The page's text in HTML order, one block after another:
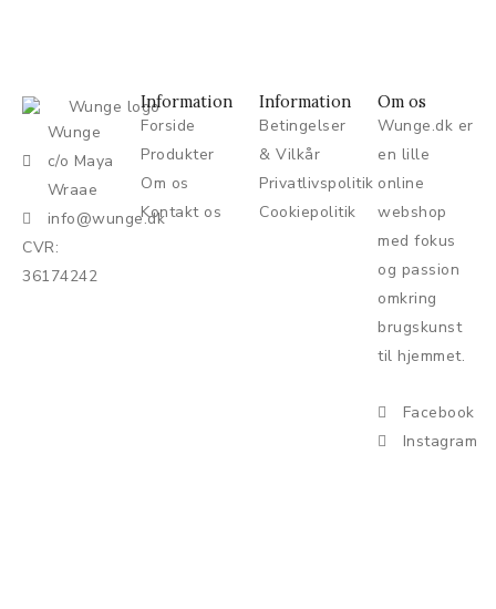
Wunge
c/o Maya
Wraae
info@wunge.dk
CVR:
36174242
Information
Forside
Produkter
Om os
Kontakt os
Information
Betingelser
& Vilkår
Privatlivspolitik
Cookiepolitik
Om os
Wunge.dk er
en lille
online
webshop
med fokus
og passion
omkring
brugskunst
til hjemmet.
Facebook
Instagram